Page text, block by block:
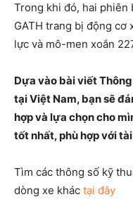
Trong khi đó, hai phiên
GATH trang bị động cơ
lực và mô-men xoắn
Dựa vào bài viết
tại Việt Nam, bạn sẽ
hợp và lựa chọn cho
tốt nhất, phù hợp với
Tìm các thông số kỹ
dòng xe khác tại đây